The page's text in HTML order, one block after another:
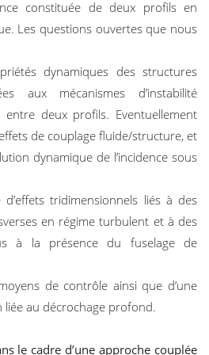
constituée de deux profils en
Les questions ouvertes que nous
dynamiques des structures
aux mécanismes d’instabilité
entre deux profils. Eventuellement
de couplage fluide/structure, et
dynamique de l’incidence sous
tridimensionnels liés à des
en régime turbulent et à des
à la présence du fuselage de
de contrôle ainsi que d’une
liée au décrochage profond.
le cadre d’une approche couplée